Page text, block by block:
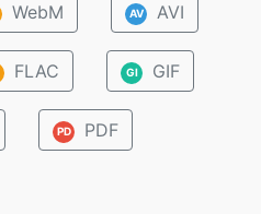
WebM AV AVI
FLAC GI GIF
PD PDF